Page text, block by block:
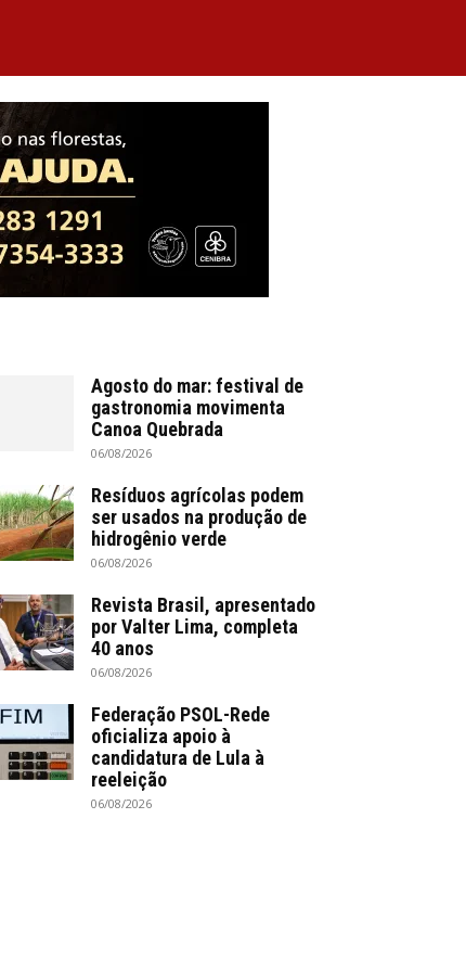
Agosto do mar: festival de
gastronomia movimenta
Canoa Quebrada
06/08/2026
Resíduos agrícolas podem
ser usados na produção de
hidrogênio verde
06/08/2026
Revista Brasil, apresentado
por Valter Lima, completa
40 anos
06/08/2026
Federação PSOL-Rede
oficializa apoio à
candidatura de Lula à
reeleição
06/08/2026